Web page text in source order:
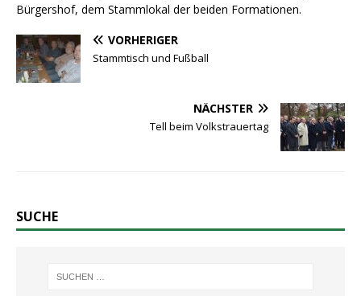
Bürgershof, dem Stammlokal der beiden Formationen.
VORHERIGER
Stammtisch und Fußball
NÄCHSTER
Tell beim Volkstrauertag
SUCHE